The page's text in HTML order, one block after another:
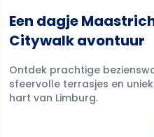
Een dagje
Citywalk avontuur
Ontdek prachtige
sfeervolle terrasjes en
hart van Limburg.